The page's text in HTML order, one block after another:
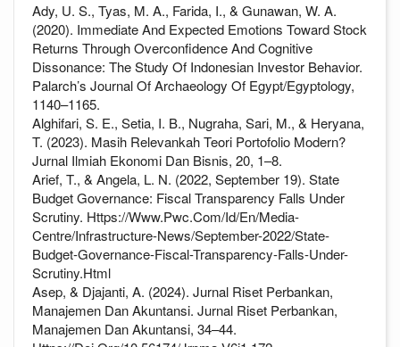
Ady, U. S., Tyas, M. A., Farida, I., & Gunawan, W. A.
(2020). Immediate And Expected Emotions Toward Stock
Returns Through Overconfidence And Cognitive
Dissonance: The Study Of Indonesian Investor Behavior.
Palarch’s Journal Of Archaeology Of Egypt/Egyptology,
1140–1165.
Alghifari, S. E., Setia, I. B., Nugraha, Sari, M., & Heryana,
T. (2023). Masih Relevankah Teori Portofolio Modern?
Jurnal Ilmiah Ekonomi Dan Bisnis, 20, 1–8.
Arief, T., & Angela, L. N. (2022, September 19). State
Budget Governance: Fiscal Transparency Falls Under
Scrutiny. Https://Www.Pwc.Com/Id/En/Media-
Centre/Infrastructure-News/September-2022/State-
Budget-Governance-Fiscal-Transparency-Falls-Under-
Scrutiny.Html
Asep, & Djajanti, A. (2024). Jurnal Riset Perbankan,
Manajemen Dan Akuntansi. Jurnal Riset Perbankan,
Manajemen Dan Akuntansi, 34–44.